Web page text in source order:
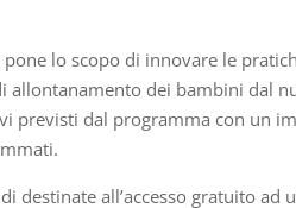
pone lo scopo di innovare le
dei bambini dal
previsti dal programma con un
destinate all’accesso gratuito